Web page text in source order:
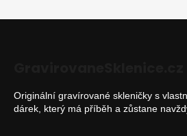
Originální gravírované skleničky s
dárek, který má příběh a zůstane